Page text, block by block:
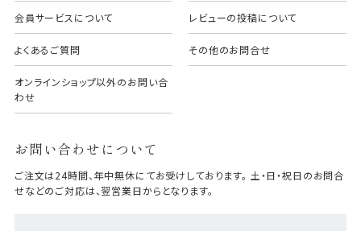
会員サービスについて レビューの投稿について
よくあるご質問 その他のお問合せ
オンラインショップ以外のお問い合
わせ
お問い合わせについて
ご注文は24時間、年中無休にてお受けしております。 土・日・祝日のお問合
せなどのご対応は、翌営業日からとなります。